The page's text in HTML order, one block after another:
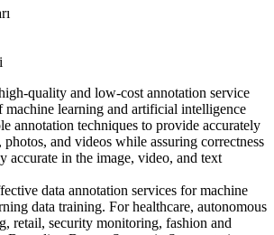
quality and low-cost annotation service
machine learning and artificial intelligence
annotation techniques to provide accurately
photos, and videos while assuring correctness
accurate in the image, video, and text
data annotation services for machine
data training. For healthcare, autonomous
retail, security monitoring, fashion and